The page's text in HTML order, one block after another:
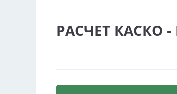
РАСЧЕТ КАСКО